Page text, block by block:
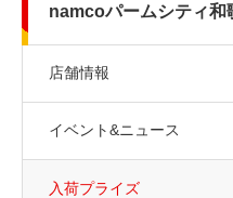
namcoパームシティ和
店舗情報
イベント&ニュース
入荷プライズ